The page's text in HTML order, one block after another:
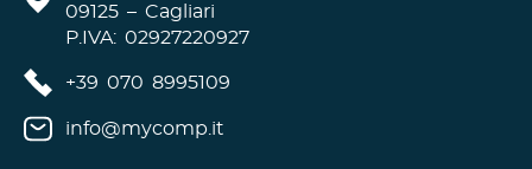
09125 – Cagliari
P.IVA: 02927220927
+39 070 8995109
info@mycomp.it